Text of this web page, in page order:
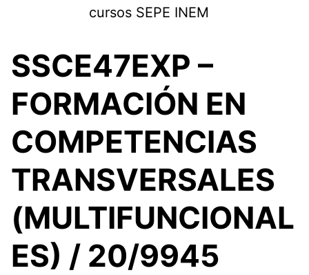
cursos SEPE INEM
SSCE47EXP –
FORMACIÓN EN
COMPETENCIAS
TRANSVERSALES
(MULTIFUNCIONAL
ES) / 20/9945